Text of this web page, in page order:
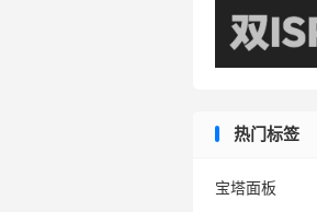
热门标签
宝塔面板